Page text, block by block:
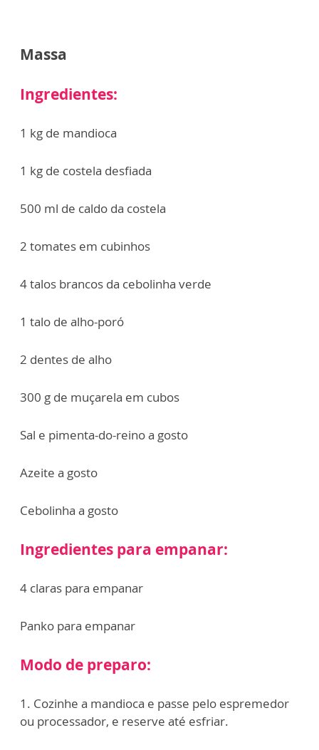
Massa
Ingredientes:
1 kg de mandioca
1 kg de costela desfiada
500 ml de caldo da costela
2 tomates em cubinhos
4 talos brancos da cebolinha verde
1 talo de alho-poró
2 dentes de alho
300 g de muçarela em cubos
Sal e pimenta-do-reino a gosto
Azeite a gosto
Cebolinha a gosto
Ingredientes para empanar:
4 claras para empanar
Panko para empanar
Modo de preparo:
1. Cozinhe a mandioca e passe pelo espremedor
ou processador, e reserve até esfriar.